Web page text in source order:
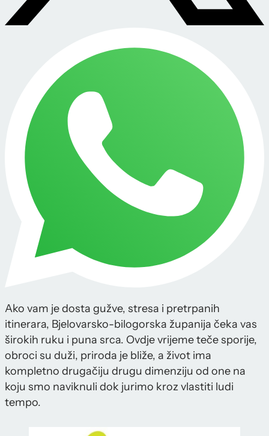
Ako vam je dosta gužve, stresa i pretrpanih
itinerara, Bjelovarsko-bilogorska županija čeka vas
širokih ruku i puna srca. Ovdje vrijeme teče sporije,
obroci su duži, priroda je bliže, a život ima
kompletno drugačiju drugu dimenziju od one na
koju smo naviknuli dok jurimo kroz vlastiti ludi
tempo.